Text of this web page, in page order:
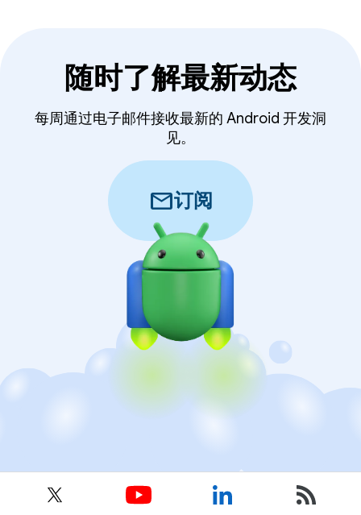
随时了解最新动态
每周通过电子邮件接收最新的 Android 开发洞
见。
mail订阅